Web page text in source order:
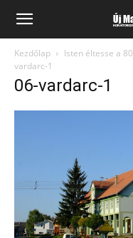
Kezdőlap Isten éltesse a
vardarc-1
06-vardarc-1